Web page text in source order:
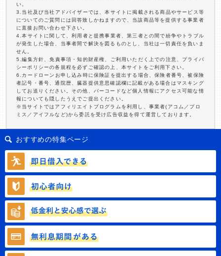
い。
3.当社及び当社アドバイザーでは、本サイトに掲載される商品やサービス等
についてのご質問には回答致しかねますので、当該商品等を提供する事業者
に直接お問い合わせ下さい。
4.本サイトに関して、利用者と提携事業者、第三者との間で紛争やトラブル
が発生した場合、当事者間で解決を図るものとし、当社は一切責任を負いま
せん。
5.編集方針、免責事項・知的財産権、ご利用いただく上での注意、プライバ
シーポリシーの各規程を必ずご確認の上、本サイトをご利用下さい。
6.カードローンお申し込み時に保険証を提出する場合、保険者番号、被保険
者記号・番号、通院歴、臓器提供意思確認欄に記載がある場合はマスキング
してお送りください。その他、バーコードなど個人情報にアクセス可能な情
報についても隠したうえでご提出ください。
※当サイトではアフィリエイトプログラムを利用し、事業者(アコム／プロ
ミス／アイフルなど)から委託を受け広告収益を得て運営しております。
おすすめの特集ページ